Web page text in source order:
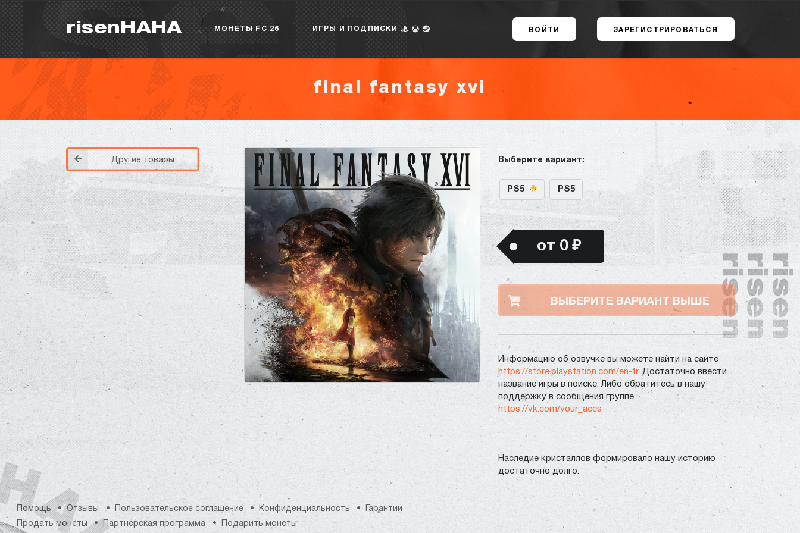
risenHAHA МОНЕТЫ FC 26 ИГРЫ И ПОДПИСКИ ВОЙТИ ЗАРЕГИСТРИРОВАТЬСЯ
final fantasy xvi
Другие товары Выберите вариант:
PS5 PS5
от 0 ₽
ВЫБЕРИТЕ ВАРИАНТ ВЫШЕ
Информацию об озвучке вы можете найти на сайте
https://store.playstation.com/en-tr. Достаточно ввести
название игры в поиске. Либо обратитесь в нашу
поддержку в сообщения группе
https://vk.com/your_accs
Наследие кристаллов формировало нашу историю
достаточно долго.
Помощь Отзывы Пользовательское соглашение Конфиденциальность
Гарантии
Продать монеты
Партнёрская программа Подарить монеты